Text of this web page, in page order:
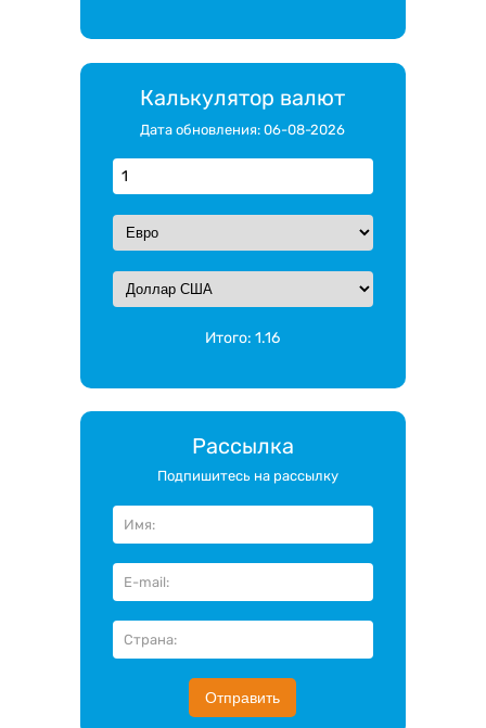
Калькулятор валют
Дата обновления: 06-08-2026
Итого:1.16
Рассылка
Подпишитесь на рассылку
Отправить